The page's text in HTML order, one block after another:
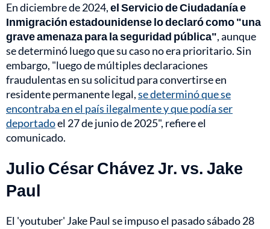
En diciembre de 2024,el Servicio de Ciudadanía e
Inmigración estadounidense lo declaró como "una
grave amenaza para la seguridad pública", aunque
se determinó luego que su caso no era prioritario. Sin
embargo, "luego de múltiples declaraciones
fraudulentas en su solicitud para convertirse en
residente permanente legal,se determinó que se
encontraba en el país ilegalmente y que podía ser
deportadoel 27 de junio de 2025", refiere el
comunicado.
Julio César Chávez Jr. vs. Jake
Paul
El 'youtuber' Jake Paul se impuso el pasado sábado 28